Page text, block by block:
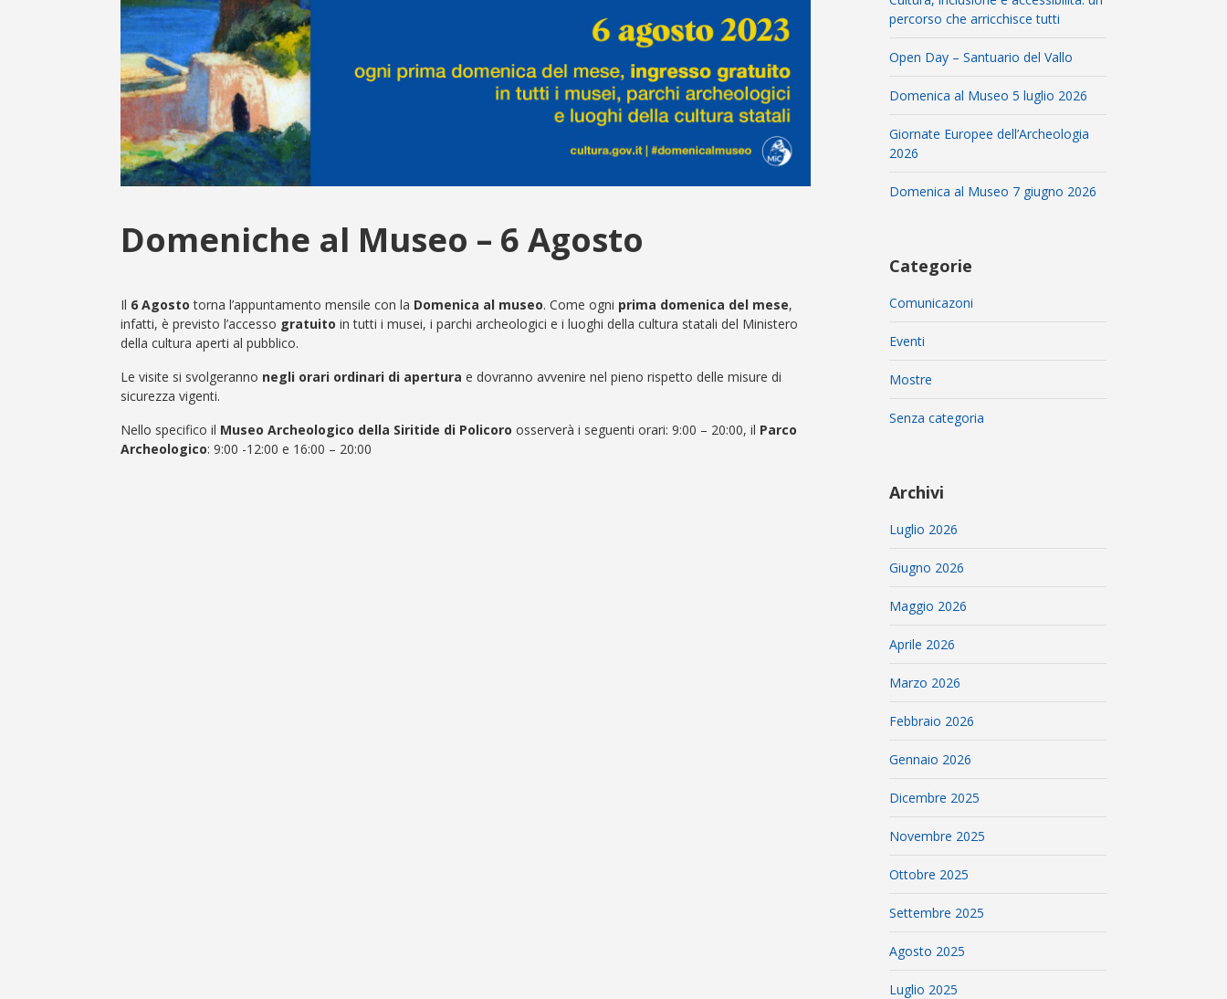
Domeniche al Museo – 6 Agosto
Il 6 Agosto torna l’appuntamento mensile con la Domenica al museo. Come ogni prima domenica del mese,
infatti, è previsto l’accesso gratuito in tutti i musei, i parchi archeologici e i luoghi della cultura statali del Ministero
della cultura aperti al pubblico.
Le visite si svolgeranno negli orari ordinari di apertura e dovranno avvenire nel pieno rispetto delle misure di
sicurezza vigenti.
Nello specifico il Museo Archeologico della Siritide di Policoro osserverà i seguenti orari: 9:00 – 20:00, il Parco
Archeologico: 9:00 -12:00 e 16:00 – 20:00
percorso che arricchisce tutti
Open Day – Santuario del Vallo
Domenica al Museo 5 luglio 2026
Giornate Europee dell’Archeologia
2026
Domenica al Museo 7 giugno 2026
Categorie
Comunicazoni
Eventi
Mostre
Senza categoria
Archivi
Luglio 2026
Giugno 2026
Maggio 2026
Aprile 2026
Marzo 2026
Febbraio 2026
Gennaio 2026
Dicembre 2025
Novembre 2025
Ottobre 2025
Settembre 2025
Agosto 2025
Luglio 2025